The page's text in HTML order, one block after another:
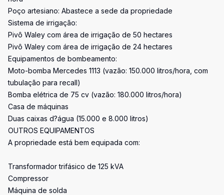
Poço artesiano: Abastece a sede da propriedade
Sistema de irrigação:
Pivô Waley com área de irrigação de 50 hectares
Pivô Waley com área de irrigação de 24 hectares
Equipamentos de bombeamento:
Moto-bomba Mercedes 1113 (vazão: 150.000 litros/hora, com
tubulação para recall)
Bomba elétrica de 75 cv (vazão: 180.000 litros/hora)
Casa de máquinas
Duas caixas d?água (15.000 e 8.000 litros)
OUTROS EQUIPAMENTOS
A propriedade está bem equipada com:
Transformador trifásico de 125 kVA
Compressor
Máquina de solda